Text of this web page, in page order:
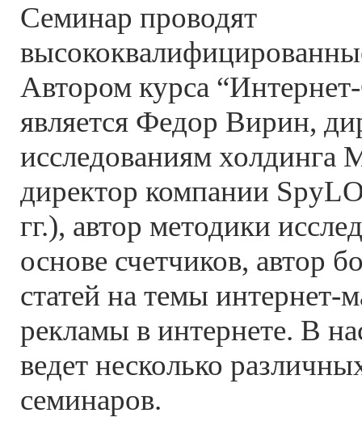
Семинар проводят
Автором курса “Интернет-
является Федор Вирин,
исследованиям
директор компании
гг.), автор методики
основе счетчиков, автор
статей на темы интернет-
рекламы в интернете. В
ведет несколько
семинаров.